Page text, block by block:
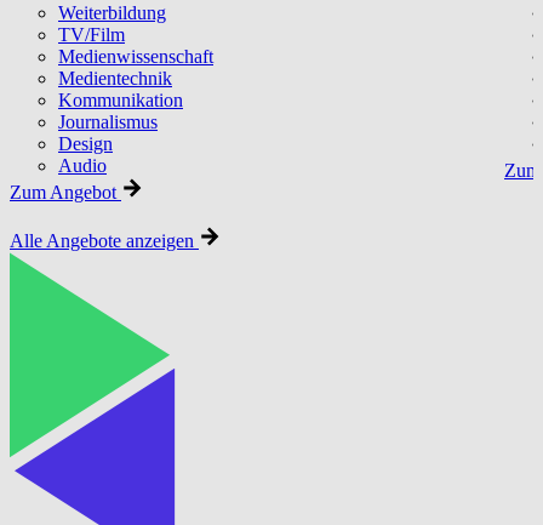
Weiterbildung
TV/Film
Medienwissenschaft
Medientechnik
Kommunikation
Journalismus
Design
Audio
Zum Angebot
Alle Angebote anzeigen